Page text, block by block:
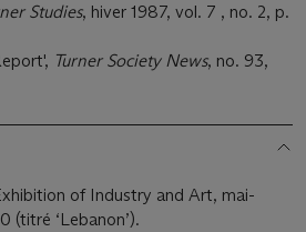
Studies, hiver 1987, vol. 7 , no. 2, p.
Turner Society News, no. 93,
of Industry and Art, mai-
(titré ‘Lebanon’).